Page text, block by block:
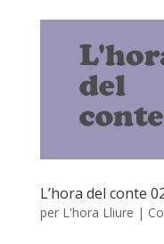
L’hora del conte
per L'hora Lliure |